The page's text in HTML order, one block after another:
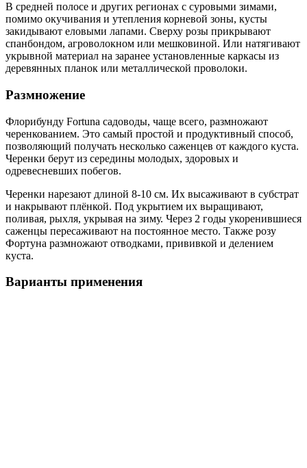
В средней полосе и других регионах с суровыми зимами,
помимо окучивания и утепления корневой зоны, кусты
закидывают еловыми лапами. Сверху розы прикрывают
спанбондом, агроволокном или мешковиной. Или натягивают
укрывной материал на заранее установленные каркасы из
деревянных планок или металлической проволоки.
Размножение
Флорибунду Fortuna садоводы, чаще всего, размножают
черенкованием. Это самый простой и продуктивный способ,
позволяющий получать несколько саженцев от каждого куста.
Черенки берут из середины молодых, здоровых и
одревесневших побегов.
Черенки нарезают длиной 8-10 см. Их высаживают в субстрат
и накрывают плёнкой. Под укрытием их выращивают,
поливая, рыхля, укрывая на зиму. Через 2 годы укоренившиеся
саженцы пересаживают на постоянное место. Также розу
Фортуна размножают отводками, прививкой и делением
куста.
Варианты применения